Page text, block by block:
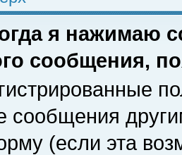
я нажимаю
сообщения,
сообщения
(если эта